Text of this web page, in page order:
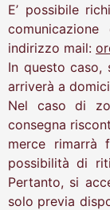
E’ possibile
indirizzo mail:
In questo caso,
arriverà a
Nel caso di
consegna
merce rimarrà
possibilità di
Pertanto, si
solo previa